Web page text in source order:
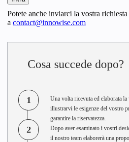
Potete anche inviarci la vostra richiesta
a contact@innowise.com
Cosa succede dopo?
1
Una volta ricevuta ed elaborata
illustrarvi le esigenze del vostro
garantire la riservatezza.
2
Dopo aver esaminato i vostri
il nostro team elaborerà una